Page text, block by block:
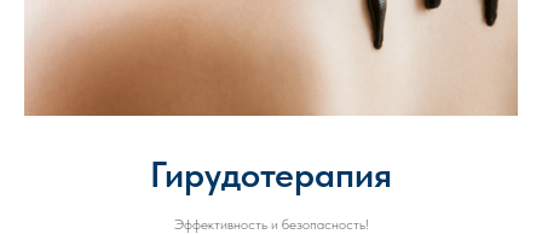
Гирудотерапия
Эффективность и безопасность!